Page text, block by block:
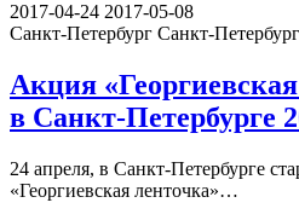
2017-04-24 2017-05-08
Санкт-Петербург Санкт-Петербург
Акция
в Санкт-Петербурге
24 апреля, в Санкт-Петербурге
«Георгиевская ленточка»…